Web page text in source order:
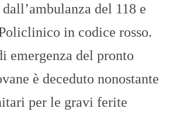
del 118 e
in codice rosso.
emergenza del pronto
è deceduto nonostante
per le gravi ferite